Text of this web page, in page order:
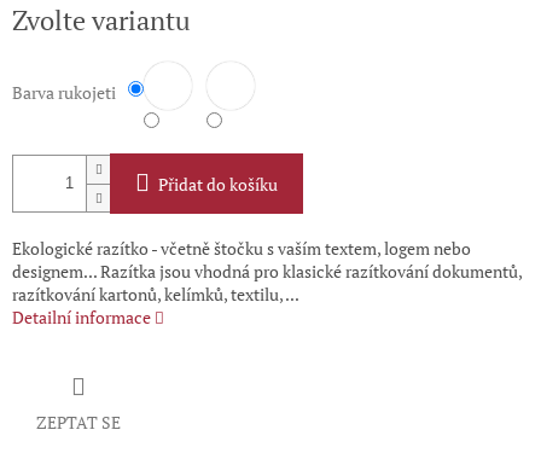
cena:
Zvolte variantu
Barva rukojeti
Přidat do košíku
Ekologické razítko - včetně štočku s vaším textem, logem nebo
designem... Razítka jsou vhodná pro klasické razítkování dokumentů,
razítkování kartonů, kelímků, textilu, ...
Detailní informace
ZEPTAT SE